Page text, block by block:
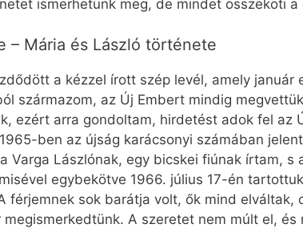
ismerhetünk meg, de mindet összeköti
– Mária és László története
a kézzel írott szép levél, amely
származom, az Új Embert mindig
ezért arra gondoltam, hirdetést adok fel az
ben az újság karácsonyi számában
Varga Lászlónak, egy bicskei fiúnak írtam,
egybekötve 1966. július 17-én
férjemnek sok barátja volt, ők mind
A szeretet nem múlt el,